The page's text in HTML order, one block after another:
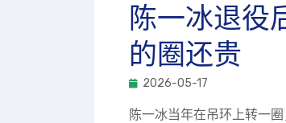
陈一冰退役
的圈还贵
2026-05-17
陈一冰当年在吊环上转一